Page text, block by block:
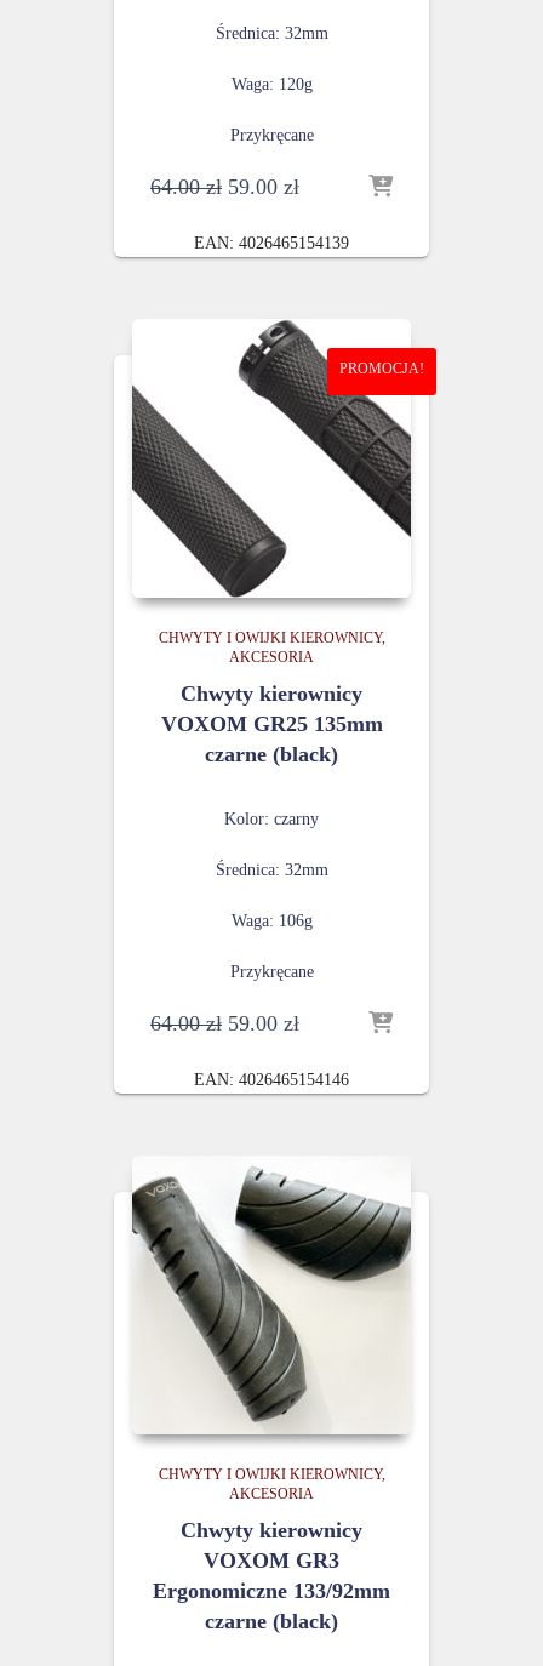
Średnica: 32mm
Waga: 120g
Przykręcane
64.00zł Pierwotna
wynosiła:
64.00 zł.
59.00 złAktualna
wynosi:
59.00 zł.
EAN: 4026465154139
PROMOCJA!
CHWYTY I OWIJKI KIEROWNICY
AKCESORIA
Chwyty kierownicy
VOXOM GR25 135mm
czarne (black)
Kolor: czarny
Średnica: 32mm
Waga: 106g
Przykręcane
64.00zł Pierwotna
wynosiła:
64.00 zł.
59.00 złAktualna
wynosi:
59.00 zł.
EAN: 4026465154146
CHWYTY I OWIJKI KIEROWNICY
AKCESORIA
Chwyty kierownicy
VOXOM GR3
Ergonomiczne 133/92mm
czarne (black)